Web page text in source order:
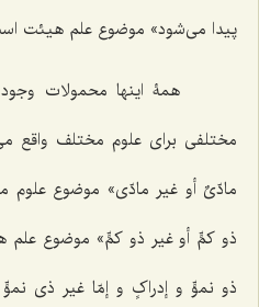
پیدا می‌شود» موضوع علم هیئت
همۀ اینها محمولات
مختلفی برای علوم مختلف واقع
مادّیٌ أو غیر مادّی» موضوع علوم
ذو کمٍّ أو غیر ذو کمٍّ» موضوع علم
ذو نموٍّ و إدراکٍ و إمّا غیر ذی